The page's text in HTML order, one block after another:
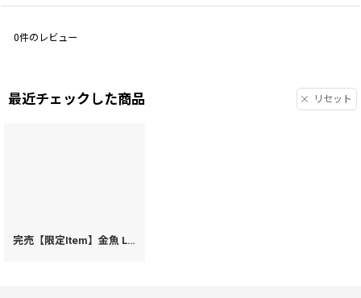
0件のレビュー
最近チェックした商品 リセット
完売【限定Item】金魚 L字ファスナーの小さなお財布